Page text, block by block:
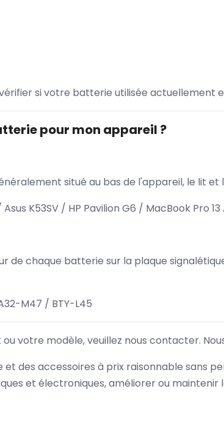
si votre batterie utilisée actuellement
pour mon appareil ?
situé au bas de l'appareil, le lit
K53SV / HP Pavilion G6 / MacBook Pro 13
de chaque batterie sur la plaque
M47 / BTY-L45
votre modèle, veuillez nous contacter.
et des accessoires à prix raisonnable sans
et électroniques, améliorer ou